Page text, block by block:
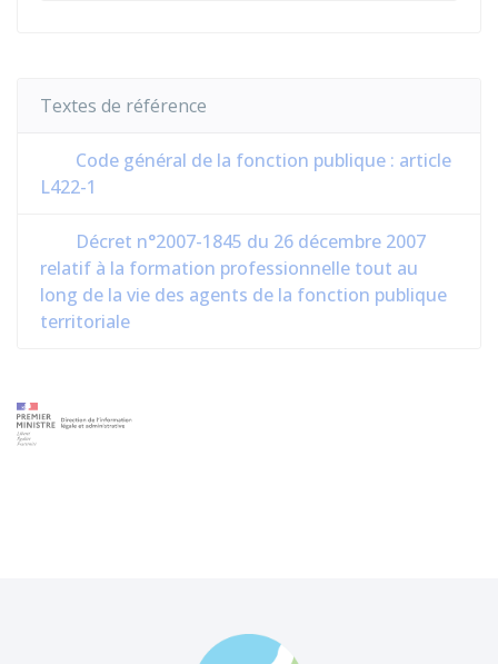
Textes de référence
Code général de la fonction publique : article
L422-1
Décret n°2007-1845 du 26 décembre 2007
relatif à la formation professionnelle tout au
long de la vie des agents de la fonction publique
territoriale